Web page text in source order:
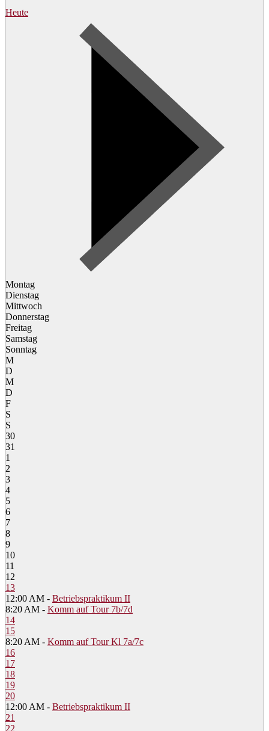
Heute
Montag
Dienstag
Mittwoch
Donnerstag
Freitag
Samstag
Sonntag
M
D
M
D
F
S
S
30
31
1
2
3
4
5
6
7
8
9
10
11
12
13
12:00 AM - Betriebspraktikum II
8:20 AM - Komm auf Tour 7b/7d
14
15
8:20 AM - Komm auf Tour Kl 7a/7c
16
17
18
19
20
12:00 AM - Betriebspraktikum II
21
22